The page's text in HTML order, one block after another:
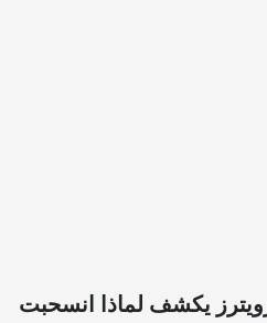
يكشف لماذا انسحبت